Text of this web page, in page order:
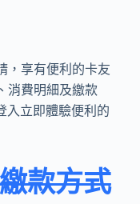
，享有便利的卡友
消費明細及繳款
入立即體驗便利的
款方式